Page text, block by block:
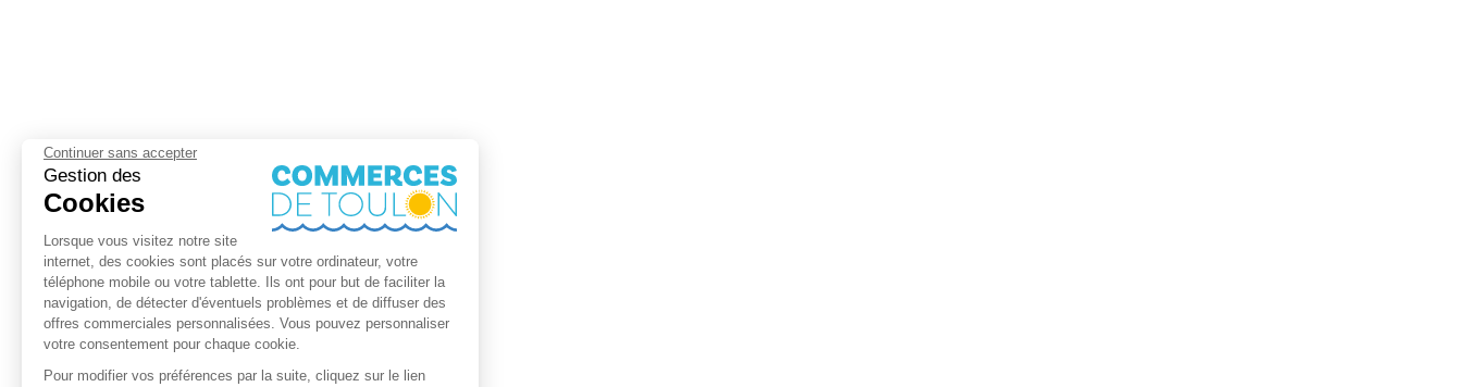
Continuer sans accepter
Gestion des
Cookies
Lorsque vous visitez notre site
internet, des cookies sont placés sur votre ordinateur, votre
téléphone mobile ou votre tablette. Ils ont pour but de faciliter la
navigation, de détecter d'éventuels problèmes et de diffuser des
offres commerciales personnalisées. Vous pouvez personnaliser
votre consentement pour chaque cookie.
Pour modifier vos préférences par la suite, cliquez sur le lien